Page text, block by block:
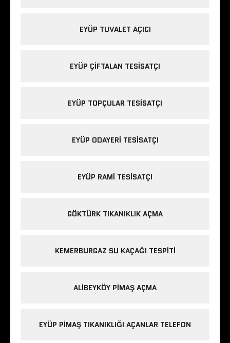
EYÜP TUVALET AÇICI
EYÜP ÇIFTALAN TESISATÇI
EYÜP TOPÇULAR TESISATÇI
EYÜP ODAYERI TESISATÇI
EYÜP RAMI TESISATÇI
GÖKTÜRK TIKANIKLIK AÇMA
KEMERBURGAZ SU KAÇAĞI TESPITI
ALIBEYKÖY PIMAŞ AÇMA
EYÜP PIMAŞ TIKANIKLIĞI AÇANLAR TELEFON